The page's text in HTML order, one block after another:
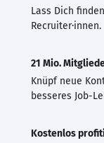
Lass Dich
Recruiter·innen.
21 Mio.
Knüpf neue
besseres Job-
Kostenlos